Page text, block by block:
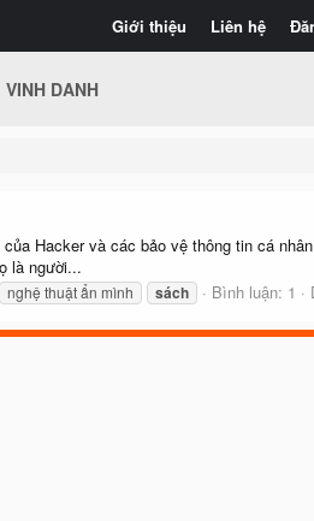
Giới thiệu Liên hệ
VINH DANH
Hacker và các bảo vệ thông tin cá
là người...
nghệ thuật ẩn mình sách Bình luận: 1